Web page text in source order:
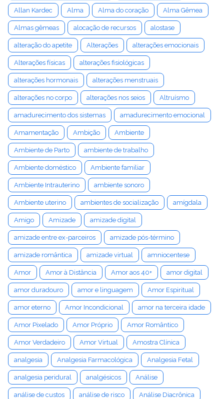
Allan Kardec Alma Alma do coração Alma Gêmea
Almas gêmeas alocação de recursos alostase
alteração do apetite Alterações alterações emocionais
Alterações físicas alterações fisiológicas
alterações hormonais alterações menstruais
alterações no corpo alterações nos seios Altruísmo
amadurecimento dos sistemas amadurecimento emocional
Amamentação Ambição Ambiente
Ambiente de Parto ambiente de trabalho
Ambiente doméstico Ambiente familiar
Ambiente Intrauterino ambiente sonoro
Ambiente uterino ambientes de socialização amígdala
Amigo Amizade amizade digital
amizade entre ex-parceiros amizade pós-término
amizade romântica amizade virtual amniocentese
Amor Amor à Distância Amor aos 40+ amor digital
amor duradouro amor e linguagem Amor Espiritual
amor eterno Amor Incondicional amor na terceira idade
Amor Pixelado Amor Próprio Amor Romântico
Amor Verdadeiro Amor Virtual Amostra Clínica
analgesia Analgesia Farmacológica Analgesia Fetal
analgesia peridural analgésicos Análise
análise de custos análise de risco Análise Diacrônica